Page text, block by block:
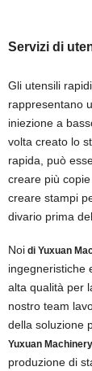
Servizi di
Gli utensili
rappresentano
iniezione a
volta creato lo
rapida, può
creare più
creare stampi
divario prima
Noidi Yuxuan
ingegneristiche
alta qualità per
nostro team
della soluzione
Yuxuan Machinery
produzione di